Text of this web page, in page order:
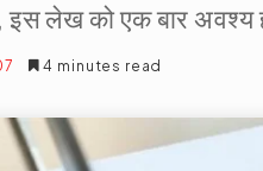
लेख को एक बार अवश्य
4 minutes read